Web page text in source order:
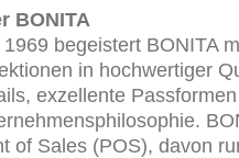
BONITA
1969 begeistert BONITA
in hochwertiger
exzellente
of Sales (POS), davon